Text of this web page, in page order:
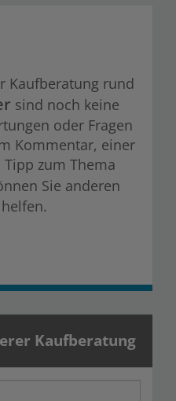
Kaufberatung rund
sind noch keine
oder Fragen
Kommentar, einer
zum Thema
Sie anderen
Kaufberatung